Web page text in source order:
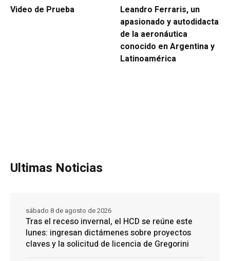
Video de Prueba
Leandro Ferraris, un
apasionado y autodidacta
de la aeronáutica
conocido en Argentina y
Latinoamérica
Ultimas Noticias
Tras el receso invernal, el HCD se reúne este
lunes: ingresan dictámenes sobre proyectos
claves y la solicitud de licencia de Gregorini
sábado 8 de agosto de 2026